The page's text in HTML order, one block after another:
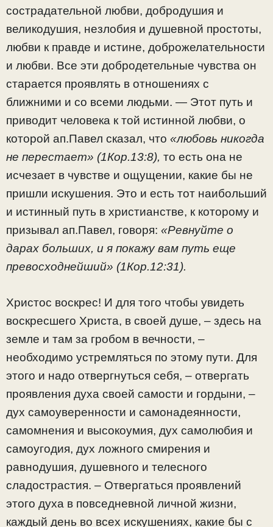
сострадательной любви, добродушия и
великодушия, незлобия и душевной простоты,
любви к правде и истине, доброжелательности
и любви. Все эти добродетельные чувства он
старается проявлять в отношениях с
ближними и со всеми людьми. — Этот путь и
приводит человека к той истинной любви, о
которой ап.Павел сказал, что «любовь никогда
не перестает» (1Кор.13:8), то есть она не
исчезает в чувстве и ощущении, какие бы не
пришли искушения. Это и есть тот наибольший
и истинный путь в христианстве, к которому и
призывал ап.Павел, говоря: «Ревнуйте о
дарах больших, и я покажу вам путь еще
превосходнейший» (1Кор.12:31).
Христос воскрес! И для того чтобы увидеть
воскресшего Христа, в своей душе, – здесь на
земле и там за гробом в вечности, –
необходимо устремляться по этому пути. Для
этого и надо отвергнуться себя, – отвергать
проявления духа своей самости и гордыни, –
дух самоуверенности и самонадеянности,
самомнения и высокоумия, дух самолюбия и
самоугодия, дух ложного смирения и
равнодушия, душевного и телесного
сладострастия. – Отвергаться проявлений
этого духа в повседневной личной жизни,
каждый день во всех искушениях, какие бы с